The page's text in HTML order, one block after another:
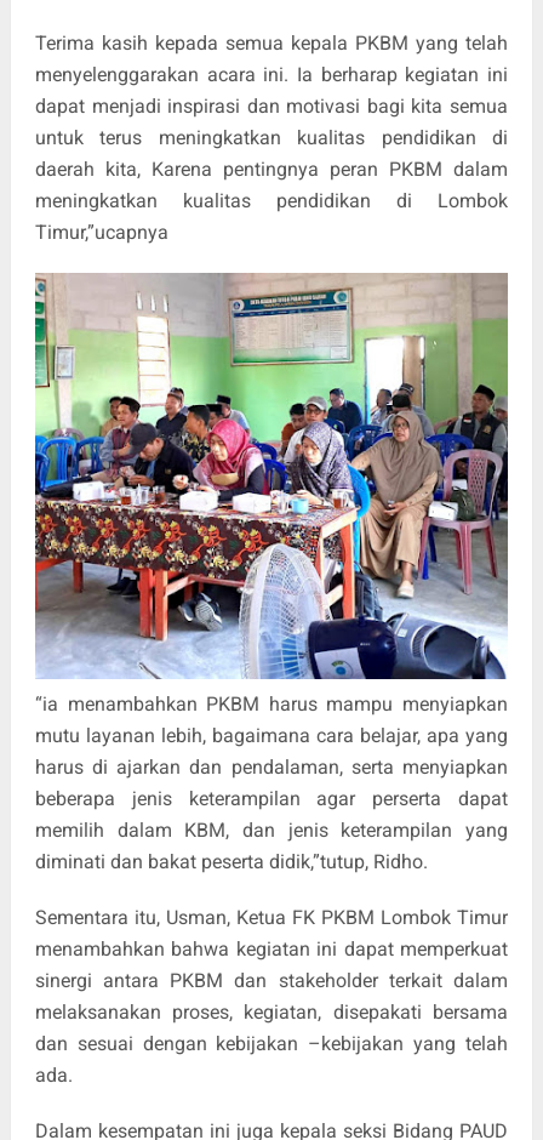
Terima kasih kepada semua kepala PKBM yang telah
menyelenggarakan acara ini. Ia berharap kegiatan ini
dapat menjadi inspirasi dan motivasi bagi kita semua
untuk terus meningkatkan kualitas pendidikan di
daerah kita, Karena pentingnya peran PKBM dalam
meningkatkan kualitas pendidikan di Lombok
Timur,”ucapnya
“ia menambahkan PKBM harus mampu menyiapkan
mutu layanan lebih, bagaimana cara belajar, apa yang
harus di ajarkan dan pendalaman, serta menyiapkan
beberapa jenis keterampilan agar perserta dapat
memilih dalam KBM, dan jenis keterampilan yang
diminati dan bakat peserta didik,”tutup, Ridho.
Sementara itu, Usman, Ketua FK PKBM Lombok Timur
menambahkan bahwa kegiatan ini dapat memperkuat
sinergi antara PKBM dan stakeholder terkait dalam
melaksanakan proses, kegiatan, disepakati bersama
dan sesuai dengan kebijakan –kebijakan yang telah
ada.
Dalam kesempatan ini juga kepala seksi Bidang PAUD